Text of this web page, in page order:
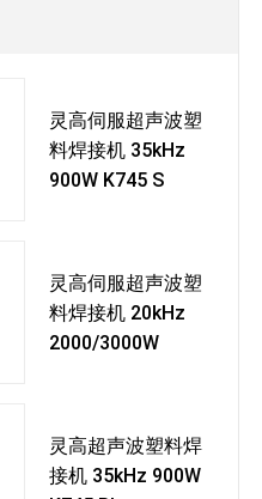
灵高伺服超声波塑
料焊接机 35kHz
900W K745 S
灵高伺服超声波塑
料焊接机 20kHz
2000/3000W
灵高超声波塑料焊
接机 35kHz 900W